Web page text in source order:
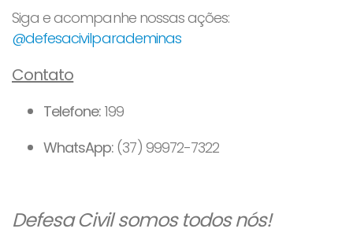
Siga e acompanhe nossas ações:
@defesacivilparademinas
Contato
Telefone: 199
WhatsApp: (37) 99972-7322
Defesa Civil somos todos nós!